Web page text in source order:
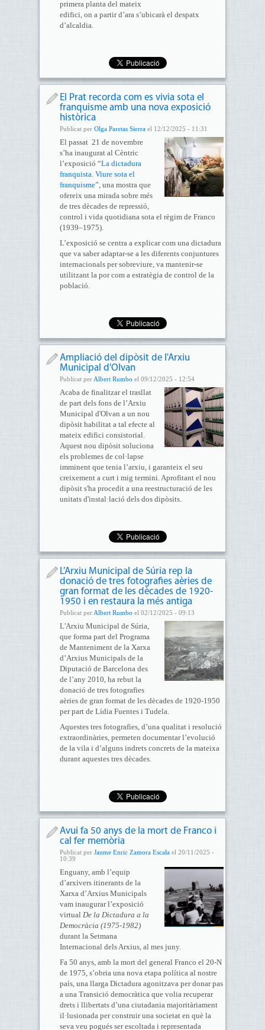
primera planta del mateix
edifici, on a partir d’ara s’ubicarà el despatx
d’alcaldia.
El Prat recorda com es vivia sota el
franquisme amb una nova exposició
històrica
Publicat per Olga Paretas Sierrael 12/12/2025 - 11:31
El passat 21 de novembre
s’ha inaugurat al Cèntric
l’exposició “La dictadura
franquista. Viure sota el
franquisme”, una mostra que
ofereix una mirada sobre més
de tres dècades de repressió,
control i vida quotidiana sota el règim de Franco
(1939–1975).
L’exposició se centra a explicar com una dictadura
que va saber adaptar-se a les diferents conjuntures
internacionals per sobreviure, va mantenir-se
utilitzant la por com a estratègia de control de la
població.
Ampliació del dipòsit de l'Arxiu
Municipal d'Olvan
Publicat per Albert Rumbo el 09/12/2025 - 12:54
Acaba de finalitzar el trasllat
de part dels fons de l’Arxiu
Municipal d'Olvan a un nou
dipòsit habilitat a tal efecte al
mateix edifici consistorial.
Aquest nou dipòsit soluciona
els problemes de col·lapse
imminent que tenia l’arxiu, i garanteix el seu
creixement a curt i mig termini. Aprofitant el nou
dipòsit s'ha procedit a una reestructuració de les
unitats d'instal·lació dels dos dipòsits.
L’Arxiu Municipal de Súria rep la
donació de tres fotografies aèries de
gran format de les dècades de 1920-
1950 i en restaura la més antiga
Publicat per Albert Rumbo el 02/12/2025 - 09:13
L'Arxiu Municipal de Súria,
que forma part del Programa
de Manteniment de la Xarxa
d’Arxius Municipals de la
Diputació de Barcelona des
de l’any 2010, ha rebut la
donació de tres fotografies
aèries de gran format de les dècades de 1920-1950
per part de Lídia Fuentes i Tudela.
Aquestes tres fotografies, d’una qualitat i resolució
extraordinàries, permeten documentar l’evolució
de la vila i d’alguns indrets concrets de la mateixa
durant aquestes tres dècades.
Avui fa 50 anys de la mort de Franco i
cal fer memòria
Publicat per Jaume Enric Zamora Escalael 20/11/2025 -
10:39
Enguany, amb l’equip
d’arxivers itinerants de la
Xarxa d’Arxius Municipals
vam inaugurar l’exposició
virtual De la Dictadura a la
Democràcia (1975-1982)
durant la Setmana
Internacional dels Arxius, al mes juny.
Fa 50 anys, amb la mort del general Franco el 20-N
de 1975, s’obria una nova etapa política al nostre
país, una llarga Dictadura agonitzava per donar pas
a una Transició democràtica que volia recuperar
drets i llibertats d’una ciutadania majoritàriament
il·lusionada per construir una societat en què la
seva veu pogués ser escoltada i representada